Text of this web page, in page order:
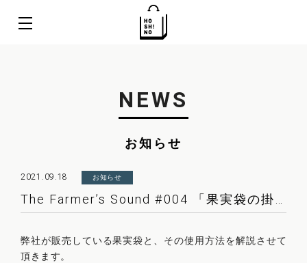
NEWS
お知らせ
2021.09.18 お知らせ
The Farmer’s Sound #004 「果実袋の掛け方 ～桃編～」
弊社が販売している果実袋と、その使用方法を解説させて
頂きます。